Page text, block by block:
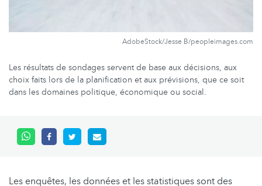
AdobeStock/Jesse B/peopleimages.com
Les résultats de sondages servent de base aux décisions, aux
choix faits lors de la planification et aux prévisions, que ce soit
dans les domaines politique, économique ou social.
Les enquêtes, les données et les statistiques sont des